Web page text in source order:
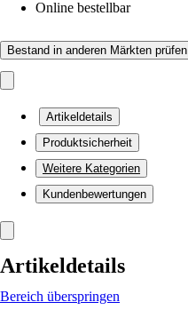
Online bestellbar
Bestand in anderen Märkten prüfen
Artikeldetails
Produktsicherheit
Weitere Kategorien
Kundenbewertungen
Artikeldetails
Bereich überspringen